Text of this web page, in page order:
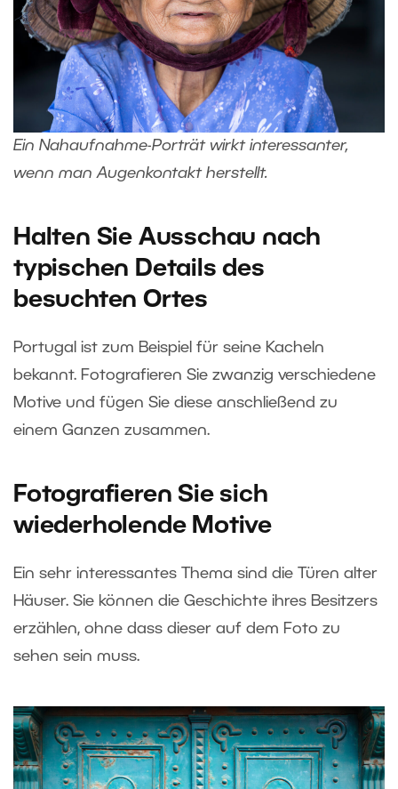
Ein Nahaufnahme-Porträt wirkt interessanter,
wenn man Augenkontakt herstellt.
Halten Sie Ausschau nach
typischen Details des
besuchten Ortes
Portugal ist zum Beispiel für seine Kacheln
bekannt. Fotografieren Sie zwanzig verschiedene
Motive und fügen Sie diese anschließend zu
einem Ganzen zusammen.
Fotografieren Sie sich
wiederholende Motive
Ein sehr interessantes Thema sind die Türen alter
Häuser. Sie können die Geschichte ihres Besitzers
erzählen, ohne dass dieser auf dem Foto zu
sehen sein muss.